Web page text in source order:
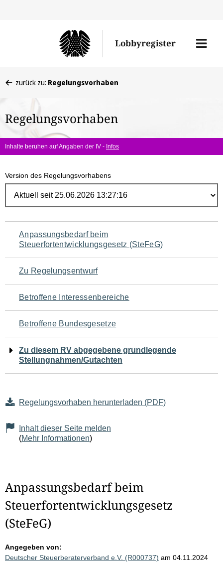
Lobbyregister
Menü
befinden
hier:
zurück zu: Regelungsvorhaben
Regelungsvorhaben
Inhalte beruhen auf Angaben der IV - Infos
Version des Regelungsvorhabens
Navigation
für
den
Seiteninhalt
Anpassungsbedarf beim
Steuerfortentwicklungsgesetz (SteFeG)
Zu Regelungsentwurf
Betroffene Interessenbereiche
Betroffene Bundesgesetze
Zu diesem RV abgegebene grundlegende
Stellungnahmen/Gutachten
Regelungsvorhaben herunterladen (PDF)
Inhalt dieser Seite melden
(Mehr Informationen)
Anpassungsbedarf beim
Steuerfortentwicklungsgesetz
(SteFeG)
Angegeben von:
Deutscher Steuerberaterverband e.V. (R000737) am 04.11.2024